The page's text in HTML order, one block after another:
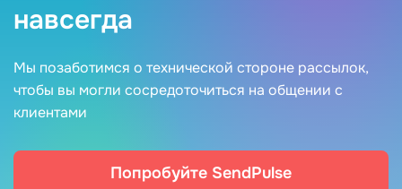
навсегда
Мы позаботимся о технической стороне рассылок,
чтобы вы могли сосредоточиться на общении с
клиентами
Попробуйте SendPulse